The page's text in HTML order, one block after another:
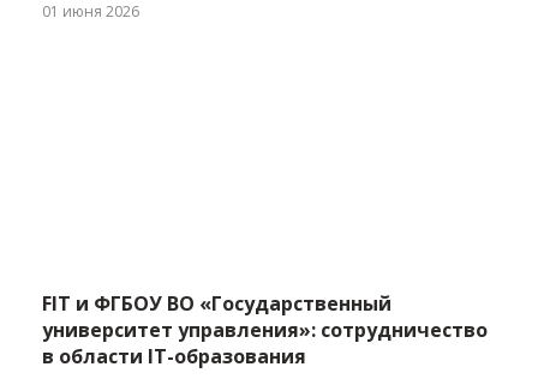
01 июня 2026
FIT и ФГБОУ ВО «Государственный
университет управления»: сотрудничество
в области IT-образования